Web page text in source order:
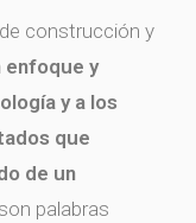
construcción y
enfoque y
y a los
que
de un
palabras